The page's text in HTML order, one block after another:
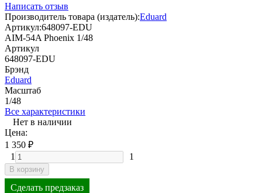
Написать отзыв
Производитель товара (издатель):Eduard
Артикул:648097-EDU
AIM-54A Phoenix 1/48
Артикул
648097-EDU
Брэнд
Eduard
Масштаб
1/48
Все характеристики
Нет в наличии
Цена:
1 350 ₽
1
1
В корзину
Сделать предзаказ